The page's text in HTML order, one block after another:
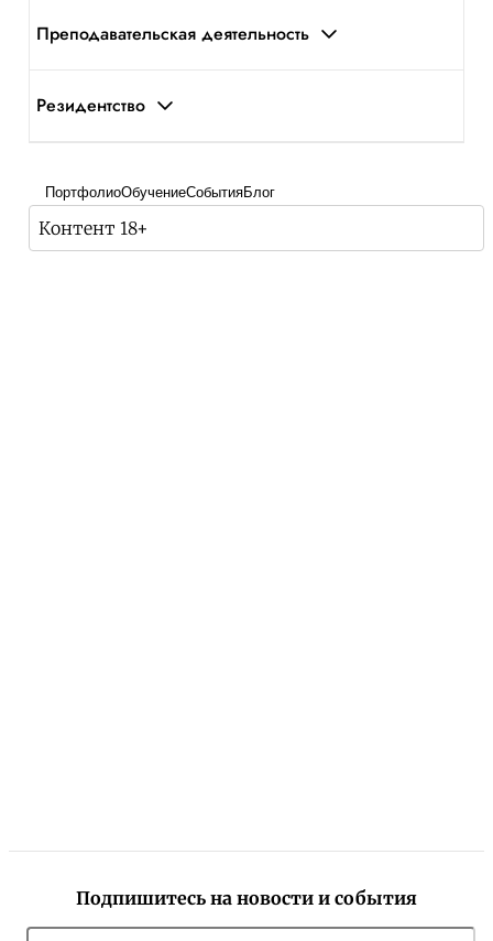
Преподавательская деятельность
Резидентство
ПортфолиоОбучениеСобытияБлог
Контент 18+
Подпишитесь на новости и события